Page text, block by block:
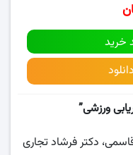
خرید
ورزشی”
دکتر فرشاد تجاری